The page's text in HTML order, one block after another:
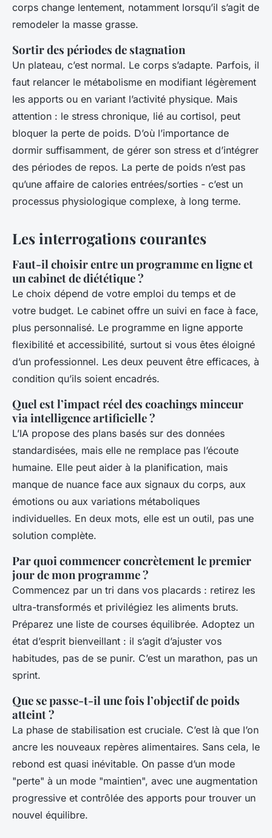
corps change lentement, notamment lorsqu’il s’agit de
remodeler la masse grasse.
Sortir des périodes de stagnation
Un plateau, c’est normal. Le corps s’adapte. Parfois, il
faut relancer le métabolisme en modifiant légèrement
les apports ou en variant l’activité physique. Mais
attention : le stress chronique, lié au cortisol, peut
bloquer la perte de poids. D’où l’importance de
dormir suffisamment, de gérer son stress et d’intégrer
des périodes de repos. La perte de poids n’est pas
qu’une affaire de calories entrées/sorties - c’est un
processus physiologique complexe, à long terme.
Les interrogations courantes
Faut-il choisir entre un programme en ligne et
un cabinet de diététique ?
Le choix dépend de votre emploi du temps et de
votre budget. Le cabinet offre un suivi en face à face,
plus personnalisé. Le programme en ligne apporte
flexibilité et accessibilité, surtout si vous êtes éloigné
d’un professionnel. Les deux peuvent être efficaces, à
condition qu’ils soient encadrés.
Quel est l’impact réel des coachings minceur
via intelligence artificielle ?
L’IA propose des plans basés sur des données
standardisées, mais elle ne remplace pas l’écoute
humaine. Elle peut aider à la planification, mais
manque de nuance face aux signaux du corps, aux
émotions ou aux variations métaboliques
individuelles. En deux mots, elle est un outil, pas une
solution complète.
Par quoi commencer concrètement le premier
jour de mon programme ?
Commencez par un tri dans vos placards : retirez les
ultra-transformés et privilégiez les aliments bruts.
Préparez une liste de courses équilibrée. Adoptez un
état d’esprit bienveillant : il s’agit d’ajuster vos
habitudes, pas de se punir. C’est un marathon, pas un
sprint.
Que se passe-t-il une fois l’objectif de poids
atteint ?
La phase de stabilisation est cruciale. C’est là que l’on
ancre les nouveaux repères alimentaires. Sans cela, le
rebond est quasi inévitable. On passe d’un mode
"perte" à un mode "maintien", avec une augmentation
progressive et contrôlée des apports pour trouver un
nouvel équilibre.